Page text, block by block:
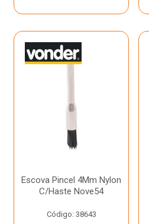
Escova Pincel 4Mm Nylon
C/Haste Nove54
Código: 38643